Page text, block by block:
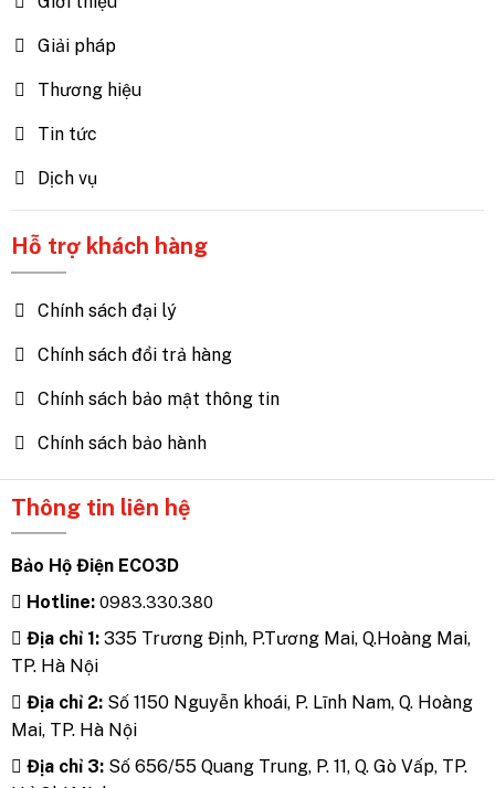
Giải pháp
Thương hiệu
Tin tức
Dịch vụ
Hỗ trợ khách hàng
Chính sách đại lý
Chính sách đổi trả hàng
Chính sách bảo mật thông tin
Chính sách bảo hành
Thông tin liên hệ
Bảo Hộ Điện ECO3D
Hotline: 0983.330.380
Địa chỉ 1: 335 Trương Định, P.Tương Mai, Q.Hoàng Mai,
TP. Hà Nội
Địa chỉ 2: Số 1150 Nguyễn khoái, P. Lĩnh Nam, Q. Hoàng
Mai, TP. Hà Nội
Địa chỉ 3: Số 656/55 Quang Trung, P. 11, Q. Gò Vấp, TP.